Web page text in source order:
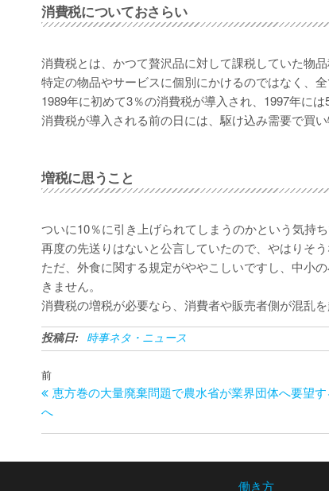
消費税についておさらい
消費税とは、かつて贅沢品に対して課税していた物
特定の物品やサービスに個別にかけるのではなく、
1989年に初めて3％の消費税が導入され、1997年には
消費税が導入される前の日には、駆け込み需要で買
増税に思うこと
ついに10％に引き上げられてしまうのかという気持
再度の先送りはないと公言していたので、やはりそう
ただ、外食に関する規定がややこしいですし、中小
きません。
消費税の増税が必要なら、消費者や販売者側が混乱
投稿日: 時事ネタ・ニュース
投
稿
ナ
ビ
ー
過
去
の
投
前
恵方巻の大量廃棄問題で農水省が業界団体へ要望
へ
働き方